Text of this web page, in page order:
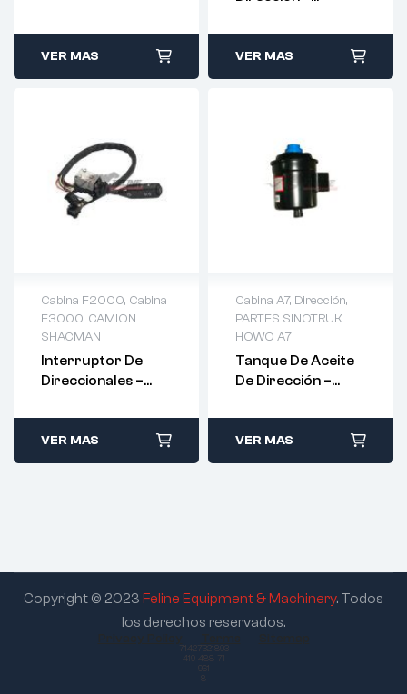
VER MAS VER MAS
Cabina F2000, Cabina
F3000, CAMION
SHACMAN
Interruptor De
Direccionales –
VER MAS
Cabina A7, Dirección,
PARTES SINOTRUK
HOWO A7
Tanque De Aceite
De Dirección –
VER MAS
Copyright © 2023 Feline Equipment & Machinery. Todos
los derechos reservados.
71427321893
419-488-71
961
8